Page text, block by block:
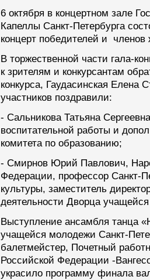
6 октября в концертном зале
Капеллы Санкт-Петербурга
концерт победителей и
В торжественной части гала-
к зрителям и конкурсантам
конкурса, Гаудасинская Елена
участников поздравили:
- Сальникова Татьяна
воспитательной работы и
комитета по образованию;
- Смирнов Юрий Павлович,
Федерации, профессор Санкт-
культуры, заместитель
деятельности Дворца
Выступление ансамбля танца
учащейся молодежи Санкт-
балетмейстер, Почетный
Российской Федерации -
украсило программу финала